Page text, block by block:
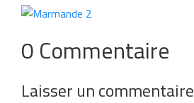
0 Commentaire
Laisser un commentaire